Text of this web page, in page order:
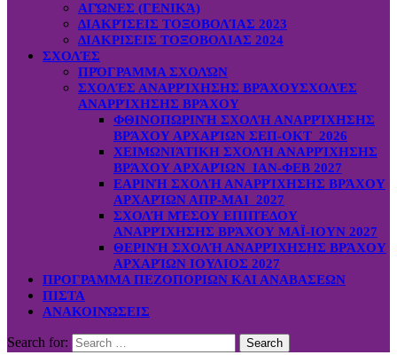
ΑΓΏΝΕΣ (ΓΕΝΙΚΆ)
ΔΙΑΚΡΊΣΕΙΣ ΤΟΞΟΒΟΛΊΑΣ 2023
ΔΙΑΚΡΙΣΕΙΣ ΤΟΞΟΒΟΛΙΑΣ 2024
ΣΧΟΛΈΣ
ΠΡΌΓΡΑΜΜΑ ΣΧΟΛΏΝ
ΣΧΟΛΈΣ ΑΝΑΡΡΊΧΗΣΗΣ ΒΡΆΧΟΥΣΧΟΛΈΣ
ΑΝΑΡΡΊΧΗΣΗΣ ΒΡΆΧΟΥ
ΦΘΙΝΟΠΩΡΙΝΉ ΣΧΟΛΉ ΑΝΑΡΡΊΧΗΣΗΣ
ΒΡΆΧΟΥ ΑΡΧΑΡΊΩΝ ΣΕΠ-ΟΚΤ 2026
ΧΕΙΜΩΝΙΆΤΙΚΗ ΣΧΟΛΉ ΑΝΑΡΡΊΧΗΣΗΣ
ΒΡΆΧΟΥ ΑΡΧΑΡΊΩΝ ΙΑΝ-ΦΕΒ 2027
ΕΑΡΙΝΉ ΣΧΟΛΉ ΑΝΑΡΡΊΧΗΣΗΣ ΒΡΆΧΟΥ
ΑΡΧΑΡΊΩΝ ΑΠΡ-ΜΑΙ 2027
ΣΧΟΛΉ ΜΈΣΟΥ ΕΠΙΠΈΔΟΥ
ΑΝΑΡΡΊΧΗΣΗΣ ΒΡΆΧΟΥ ΜΑΪ-ΙΟΥΝ 2027
ΘΕΡΙΝΉ ΣΧΟΛΉ ΑΝΑΡΡΊΧΗΣΗΣ ΒΡΆΧΟΥ
ΑΡΧΑΡΊΩΝ ΙΟΥΛΙΟΣ 2027
ΠΡΟΓΡΑΜΜΑ ΠΕΖΟΠΟΡΙΩΝ ΚΑΙ ΑΝΑΒΑΣΕΩΝ
ΠΙΣΤΑ
ΑΝΑΚΟΙΝΏΣΕΙΣ
Search for: